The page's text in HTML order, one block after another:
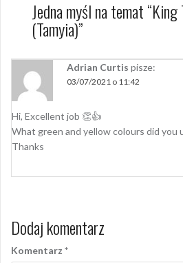
Jedna myśl na temat “
(Tamyia)”
Adrian Curtis pisze:
03/07/2021 o 11:42
Hi, Excellent job 👏👍
What green and yellow colours did you
Thanks
Dodaj komentarz
Komentarz *